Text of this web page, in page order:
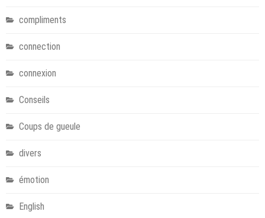
compliments
connection
connexion
Conseils
Coups de gueule
divers
émotion
English